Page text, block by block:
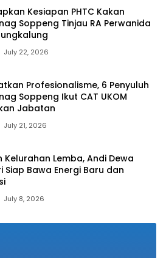
Kesiapan PHTC Kakan
Soppeng Tinjau RA Perwanida
July 22, 2026
Profesionalisme, 6 Penyuluh
Soppeng Ikut CAT UKOM
Jabatan
July 21, 2026
Kelurahan Lemba, Andi Dewa
Siap Bawa Energi Baru dan
July 8, 2026